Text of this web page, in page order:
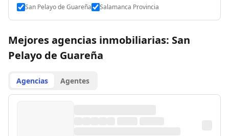
San Pelayo de Guareña Salamanca Provincia
Mejores agencias inmobiliarias: San
Pelayo de Guareña
Agencias Agentes